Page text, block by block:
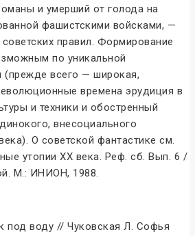
и умерший от голода на
фашистскими войсками, —
правил. Формирование
по уникальной
(прежде всего — широкая,
времена эрудиция в
и техники и обостренный
внесоциального
О советской фантастике см.
утопии ХХ века. Реф. сб. Вып. 6 /
М.: ИНИОН, 1988.
под воду // Чуковская Л. Софья